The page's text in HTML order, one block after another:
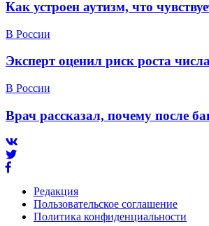
Как устроен аутизм, что
В России
Эксперт оценил риск роста
В России
Врач рассказал, почему после
Редакция
Пользовательское соглашение
Политика конфиденциальности